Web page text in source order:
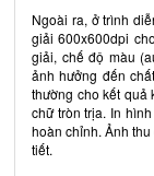
Ngoài ra, ở trình
giải 600x600dpi
giải, chế độ màu
ảnh hưởng đến
thường cho kết quả
chữ tròn trịa. In
hoàn chỉnh. Ảnh
tiết.